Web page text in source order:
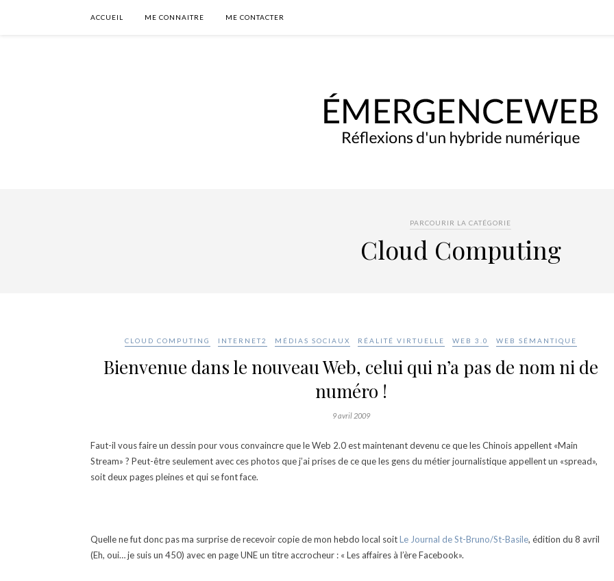
ACCUEIL ME CONNAITRE ME CONTACTER
PARCOURIR LA CATÉGORIE
Cloud Computing
CLOUD COMPUTING INTERNET2 MÉDIAS SOCIAUX RÉALITÉ VIRTUELLE WEB 3.0 WEB SÉMANTIQUE
Bienvenue dans le nouveau Web, celui qui n’a pas de nom ni de
numéro !
9 avril 2009
Faut-il vous faire un dessin pour vous convaincre que le Web 2.0 est maintenant devenu ce que les Chinois appellent «Main
Stream» ? Peut-être seulement avec ces photos que j’ai prises de ce que les gens du métier journalistique appellent un «spread»,
soit deux pages pleines et qui se font face.
Quelle ne fut donc pas ma surprise de recevoir copie de mon hebdo local soitLe Journal de St-Bruno/St-Basile, édition du 8 avril
(Eh, oui… je suis un 450) avec en page UNE un titre accrocheur : « Les affaires à l’ère Facebook».